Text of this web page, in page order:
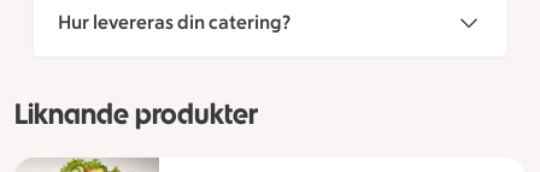
Hur levereras din catering?
Liknande produkter